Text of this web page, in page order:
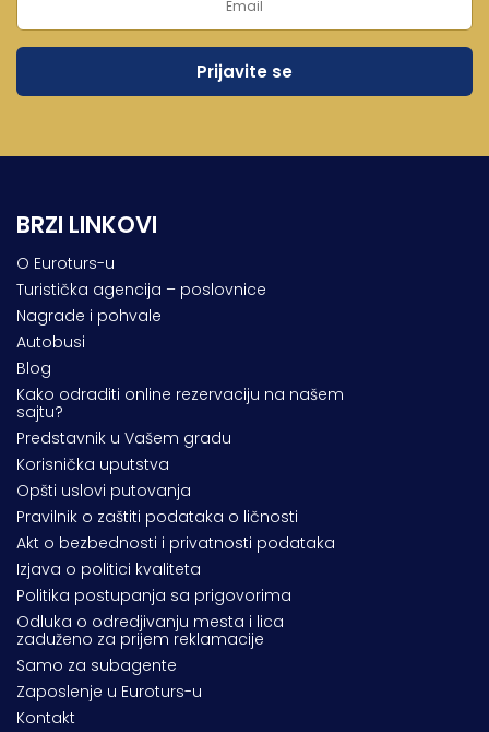
BRZI LINKOVI
O Euroturs-u
Turistička agencija – poslovnice
Nagrade i pohvale
Autobusi
Blog
Kako odraditi online rezervaciju na našem
sajtu?
Predstavnik u Vašem gradu
Korisnička uputstva
Opšti uslovi putovanja
Pravilnik o zaštiti podataka o ličnosti
Akt o bezbednosti i privatnosti podataka
Izjava o politici kvaliteta
Politika postupanja sa prigovorima
Odluka o odredjivanju mesta i lica
zaduženo za prijem reklamacije
Samo za subagente
Zaposlenje u Euroturs-u
Kontakt